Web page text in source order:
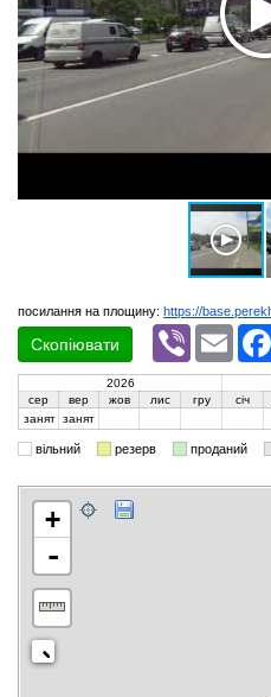
посилання на площину: https://
Скопіювати
Viber Email
2026
сер
вер жов лис гру січ
занят занят
вільний резерв проданий
+
-